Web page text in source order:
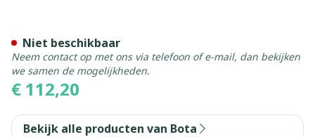
€ 112,20
Niet beschikbaar
Neem contact op met ons via telefoon of e-mail, dan bekijken
we samen de mogelijkheden.
Bekijk alle producten van Bota